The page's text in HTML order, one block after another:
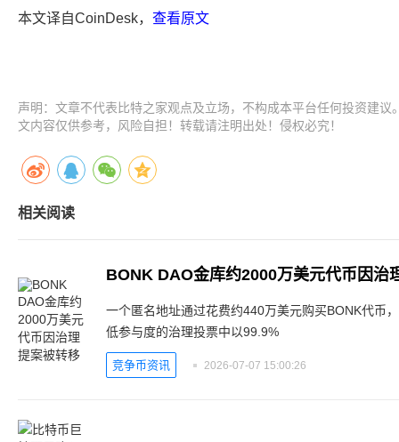
本文译自CoinDesk， 查看原文
声明：文章不代表比特之家观点及立场，不构成本平台任何投资建
文内容仅供参考，风险自担！转载请注明出处！侵权必究！
相关阅读
BONK DAO金库约2000万美元代币因治
一个匿名地址通过花费约440万美元购买BONK代币
低参与度的治理投票中以99.9%
竞争币资讯 2026-07-07 15:00:26